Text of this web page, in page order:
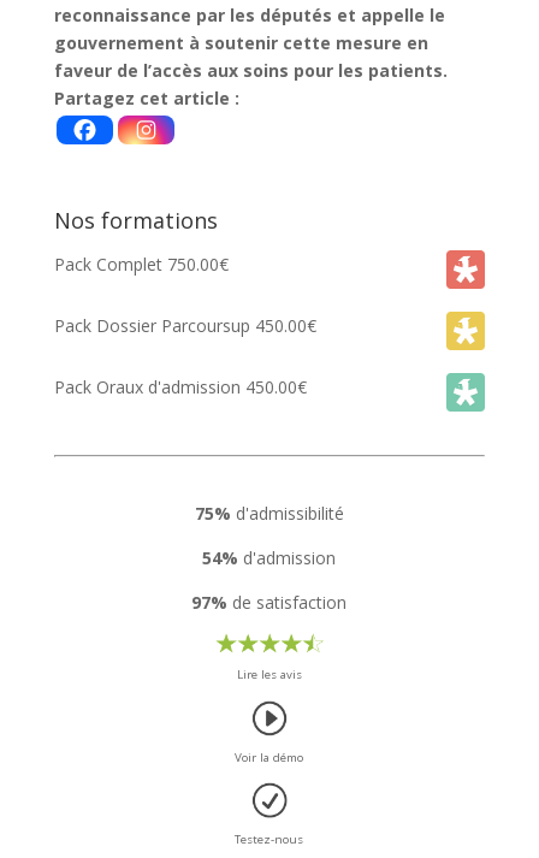
reconnaissance par les députés et appelle le
gouvernement à soutenir cette mesure en
faveur de l’accès aux soins pour les patients.
Partagez cet article :
Nos formations
Pack Complet 750.00€
Pack Dossier Parcoursup 450.00€
Pack Oraux d'admission 450.00€
75% d'admissibilité
54% d'admission
97% de satisfaction
Lire les avis
Voir la démo
Testez-nous